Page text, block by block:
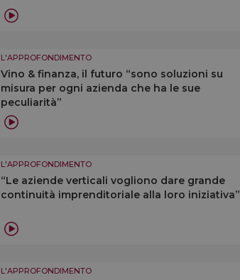
L'APPROFONDIMENTO
Vino & finanza, il futuro “sono soluzioni su
misura per ogni azienda che ha le sue
peculiarità”
L'APPROFONDIMENTO
“Le aziende verticali vogliono dare grande
continuità imprenditoriale alla loro iniziativa”
L'APPROFONDIMENTO